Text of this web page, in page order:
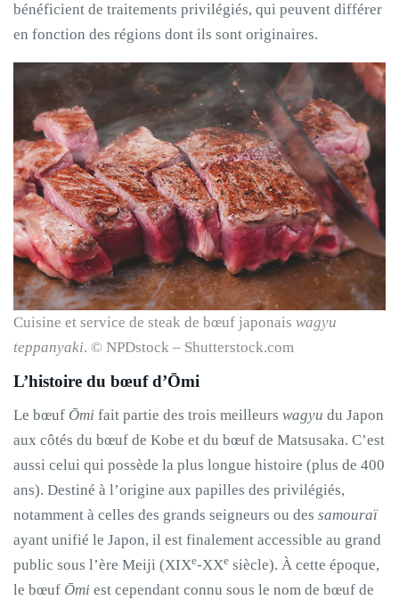
bénéficient de traitements privilégiés, qui peuvent différer
en fonction des régions dont ils sont originaires.
Cuisine et service de steak de bœuf japonais wagyu
teppanyaki. © NPDstock – Shutterstock.com
L’histoire du bœuf d’Ōmi
Le bœuf Ōmi fait partie des trois meilleurs wagyu du Japon
aux côtés du bœuf de Kobe et du bœuf de Matsusaka. C’est
aussi celui qui possède la plus longue histoire (plus de 400
ans). Destiné à l’origine aux papilles des privilégiés,
notamment à celles des grands seigneurs ou des samouraï
ayant unifié le Japon, il est finalement accessible au grand
public sous l’ère Meiji (XIXe-XXe siècle). À cette époque,
le bœuf Ōmi est cependant connu sous le nom de bœuf de